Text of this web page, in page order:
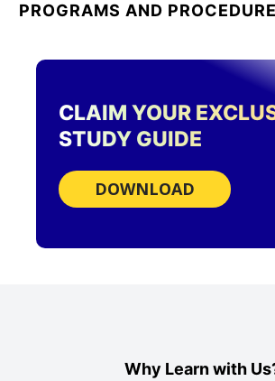
PROGRAMS AND
CLAIM YOUR
STUDY GUIDE
DOWNLOAD
Why Learn with